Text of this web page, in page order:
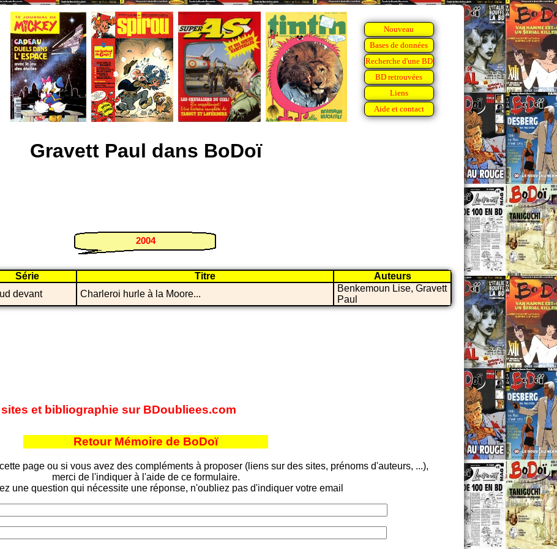
Nouveau
Bases de données
Recherche d'une BD
BD retrouvées
Liens
Aide et contact
Gravett Paul dans BoDoï
2004
Série Titre
Auteurs
devant Charleroi hurle à la Moore...
Benkemoun Lise, Gravett
Paul
et bibliographie sur BDoubliees.com
Retour Mémoire de BoDoï
page ou si vous avez des compléments à proposer (liens sur des sites, prénoms d'auteurs, ...),
merci de l'indiquer à l'aide de ce formulaire.
une question qui nécessite une réponse, n'oubliez pas d'indiquer votre email